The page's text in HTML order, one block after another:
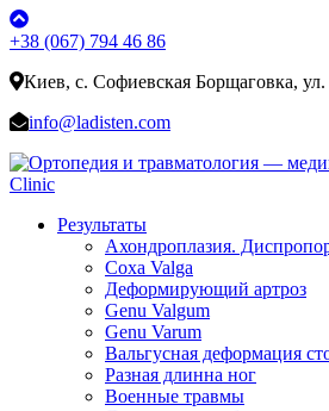
+38 (067) 794 46 86
Киев, с. Софиевская Борщаговка,
info@ladisten.com
Результаты
Ахондроплазия.
Coxa Valga
Деформирующий артроз
Genu Valgum
Genu Varum
Вальгусная деформация
Разная длинна ног
Военные травмы